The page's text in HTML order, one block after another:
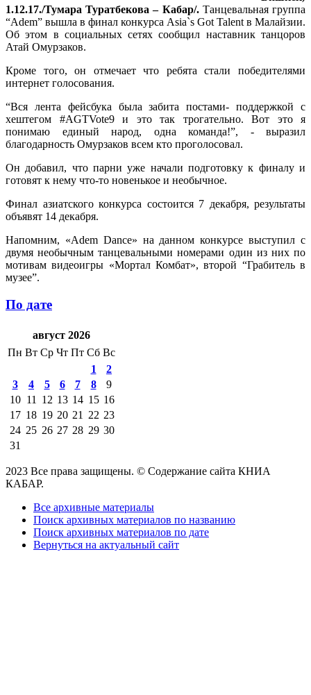
1.12.17./Тумара Туратбекова – Кабар/.Танцевальная группа
“Adem” вышла в финал конкурса Asia`s Got Talent в Малайзии.
Об этом в социальных сетях сообщил наставник танцоров
Атай Омурзаков.
Кроме того, он отмечает что ребята стали победителями
интернет голосования.
“Вся лента фейсбука была забита постами- поддержкой с
хештегом #AGTVote9 и это так трогательно. Вот это я
понимаю единый народ, одна команда!”, - выразил
благодарность Омурзаков всем кто проголосовал.
Он добавил, что парни уже начали подготовку к финалу и
готовят к нему что-то новенькое и необычное.
Финал азиатского конкурса состоится 7 декабря, результаты
объявят 14 декабря.
Напомним, «Adem Dance» на данном конкурсе выступил с
двумя необычным танцевальными номерами один из них по
мотивам видеоигры «Мортал Комбат», второй “Грабитель в
музее”.
По дате
август 2026
Пн Вт Ср Чт Пт Сб Вс
1
2
3
4 5 6 7 8
9
10 11 12 13 14 15 16
17 18 19 20 21 22 23
24 25 26 27 28 29 30
31
2023 Все права защищены. © Содержание сайта КНИА
КАБАР.
Все архивные материалы
Поиск архивных материалов по названию
Поиск архивных материалов по дате
Вернуться на актуальный сайт